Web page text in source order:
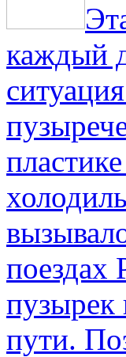
каждый
поездах
пузырек
пути.